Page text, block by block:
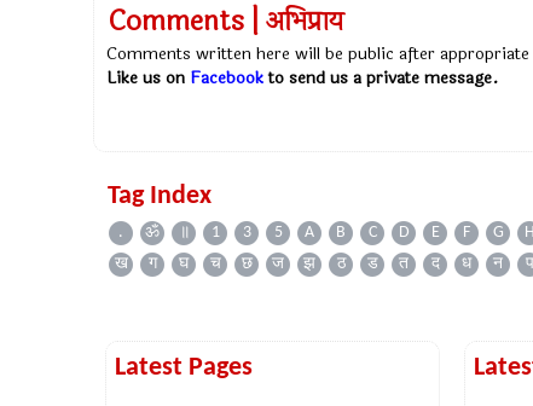
Comments | अभिप्राय
Comments written here will be public after
Like us on Facebookto send us a private message.
Tag Index
. ॐ ॥ 1 3 5 A B C D E F G H
ख
ग घ च छ ज झ ठ ड त द ध न प
Latest Pages